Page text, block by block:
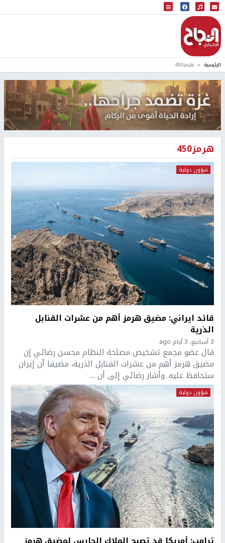
البث المباشر
إذاعة النجاح
الرئيسية هرمز450
هرمز450
شؤون دولية
قائد ايراني: مضيق هرمز أهم من عشرات القنابل
الذرية
3 أسابيع، 3 أيام ago
قال عضو مجمع تشخيص مصلحة النظام محسن رضائي إن
مضيق هرمز أهم من عشرات القنابل الذرية، مضيفا أن إيران
ستحافظ عليه. وأشار رضائي إلى أن ...
شؤون دولية